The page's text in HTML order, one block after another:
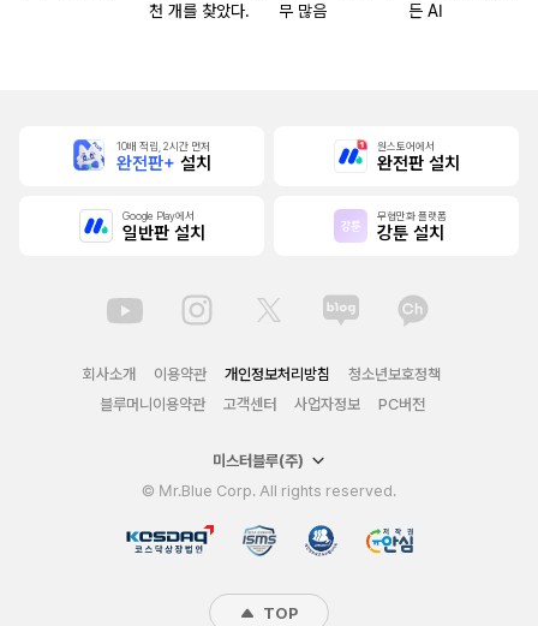
천 개를 찾았다.
무 많음
든 AI
10배 적립, 2시간 먼저
완전판+ 설치
원스토어에서
완전판 설치
Google Play에서
일반판 설치
무협만화 플랫폼
강툰 설치
회사소개 이용약관 개인정보처리방침
청소년보호정책
블루머니이용약관
고객센터 사업자정보 PC버전
미스터블루(주)
© Mr.Blue Corp. All rights reserved.
TOP